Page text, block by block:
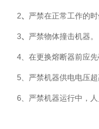
2、 严禁在正常工作的时
3、 严禁物体撞击机器。
4、在更换熔断器前应先
5、严禁机器供电电压
6、严禁机器运行中，人